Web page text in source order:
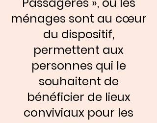
ménages sont au cœur
du dispositif,
permettent aux
personnes qui le
souhaitent de
bénéficier de lieux
conviviaux pour les